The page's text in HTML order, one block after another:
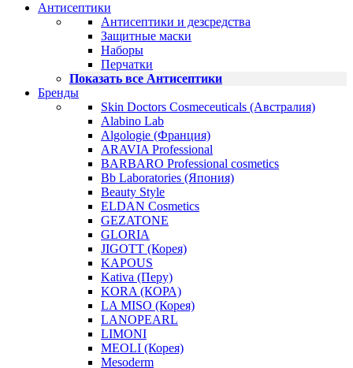
Антисептики
Антисептики и дезсредства
Защитные маски
Наборы
Перчатки
Показать все Антисептики
Бренды
Skin Doctors Cosmeceuticals (Австралия)
Alabino Lab
Algologie (Франция)
ARAVIA Professional
BARBARO Professional cosmetics
Bb Laboratories (Япония)
Beauty Style
ELDAN Cosmetics
GEZATONE
GLORIA
JIGOTT (Корея)
KAPOUS
Kativa (Перу)
KORA (КОРА)
LA MISO (Корея)
LANOPEARL
LIMONI
MEOLI (Корея)
Mesoderm